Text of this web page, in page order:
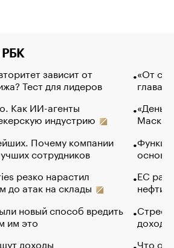
РБК
зависит от
Тест для лидеров
Как ИИ-агенты
индустрию
Почему компании
сотрудников
резко нарастил
до атак на склады
новый способ вредить
им это
доходы
«От
глава
Маск в
основ
ЕС
нефти
Что